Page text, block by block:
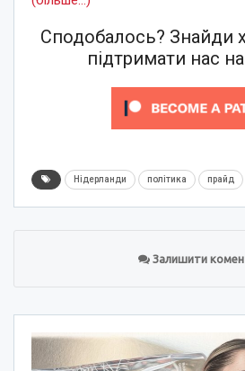
Сподобалось? Знайди
підтримати нас
Нідерланди політика прайд
Залишити